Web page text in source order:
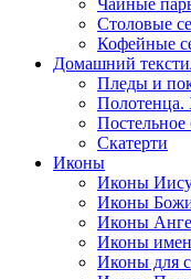
Чайные
Столовые
Кофейные
Домашний
Пледы и
Полотенца.
Постельное
Скатерти
Иконы
Иконы
Иконы
Иконы
Иконы
Иконы для